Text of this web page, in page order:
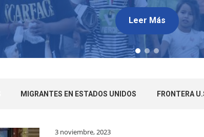
Leer Más
MIGRANTES EN ESTADOS UNIDOS FRONTERA
3 noviembre, 2023